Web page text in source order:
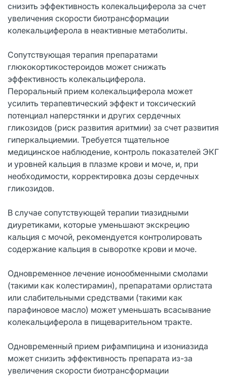
снизить эффективность колекальциферола за счет
увеличения скорости биотрансформации
колекальциферола в неактивные метаболиты.
Сопутствующая терапия препаратами
глюкокортикостероидов может снижать
эффективность колекальциферола.
Пероральный прием колекальциферола может
усилить терапевтический эффект и токсический
потенциал наперстянки и других сердечных
гликозидов (риск развития аритмии) за счет развития
гиперкальциемии. Требуется тщательное
медицинское наблюдение, контроль показателей ЭКГ
и уровней кальция в плазме крови и моче, и, при
необходимости, корректировка дозы сердечных
гликозидов.
В случае сопутствующей терапии тиазидными
диуретиками, которые уменьшают экскрецию
кальция с мочой, рекомендуется контролировать
содержание кальция в сыворотке крови и моче.
Одновременное лечение ионообменными смолами
(такими как колестирамин), препаратами орлистата
или слабительными средствами (такими как
парафиновое масло) может уменьшать всасывание
колекальциферола в пищеварительном тракте.
Одновременный прием рифампицина и изониазида
может снизить эффективность препарата из-за
увеличения скорости биотрансформации